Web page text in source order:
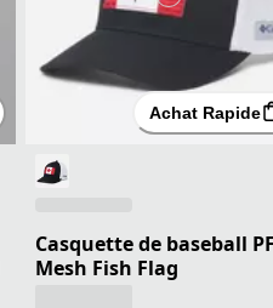
Achat Rapide
Casquette de baseball
Mesh Fish Flag